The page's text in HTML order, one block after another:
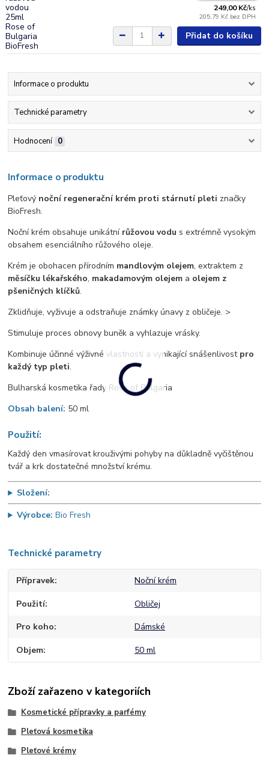
249,00 Kč/ks
205,79 Kč bez DPH
Přidat do košíku
Informace o produktu
Technické parametry
Hodnocení 0
Informace o produktu
Pleťový noční regenerační krém proti stárnutí pleti značky
BioFresh.
Noční krém obsahuje unikátní růžovou vodu s extrémně vysokým
obsahem esenciálního růžového oleje.
Krém je obohacen přírodním mandlovým olejem, extraktem z
měsíčku lékařského, makadamovým olejem a olejem z
pšeničných klíčků.
Zklidňuje, vyživuje a odstraňuje známky únavy z obličeje. >
Stimuluje proces obnovy buněk a vyhlazuje vrásky.
Kombinuje účinné výživné vlastnosti a vynikající snášenlivost pro
každý typ pleti.
Bulharská kosmetika řady Rose of Bulgaria
Obsah balení: 50 ml
Použití:
Každý den vmasírovat krouživými pohyby na důkladně vyčištěnou
tvář a krk dostatečné množství krému.
Složení:
Výrobce: Bio Fresh
Technické parametry
Přípravek Noční krém
Použití Obličej
Pro koho Dámské
Objem 50 ml
Zboží zařazeno v kategoriích
Kosmetické přípravky a parfémy
Pleťová kosmetika
Pleťové krémy